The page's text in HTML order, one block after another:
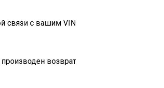
связи с вашим VIN
возврат